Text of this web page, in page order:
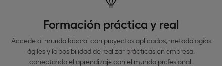
Formación práctica y real
Accede al mundo laboral con proyectos aplicados, metodologías
ágiles y la posibilidad de realizar prácticas en empresa,
conectando el aprendizaje con el mundo profesional.